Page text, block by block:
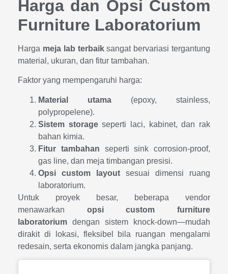
Harga dan Opsi Custom
Furniture Laboratorium
Harga meja lab terbaiksangat bervariasi tergantung
material, ukuran, dan fitur tambahan.
Faktor yang mempengaruhi harga:
Material utama (epoxy, stainless,
polypropelene).
Sistem storageseperti laci, kabinet, dan rak
bahan kimia.
Fitur tambahan seperti sink corrosion-proof,
gas line, dan meja timbangan presisi.
Opsi custom layout sesuai dimensi ruang
laboratorium.
Untuk proyek besar, beberapa vendor
menawarkan opsi custom furniture
laboratorium dengan sistem knock-down—mudah
dirakit di lokasi, fleksibel bila ruangan mengalami
redesain, serta ekonomis dalam jangka panjang.